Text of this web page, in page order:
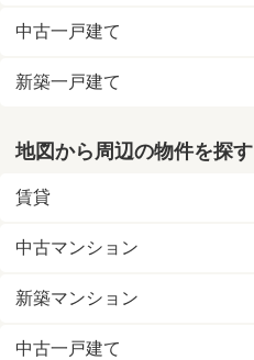
中古一戸建て
新築一戸建て
地図から周辺の物件を探す
賃貸
中古マンション
新築マンション
中古一戸建て